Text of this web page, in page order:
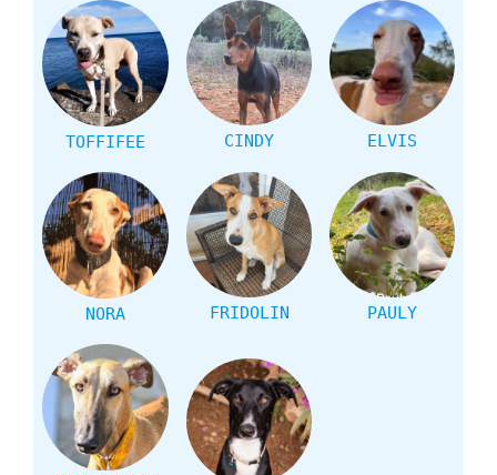
TOFFIFEE CINDY ELVIS
NORA FRIDOLIN PAULY